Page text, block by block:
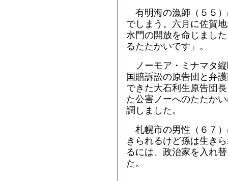
有明海の漁師（５５
でしまう。六月に佐賀
水門の開放を命じまし
るたたかいです」。
ノーモア・ミナマタ
国賠訴訟の原告団と弁
できた大石利生原告団
た公害ノーへのたたか
調しました。
札幌市の男性（６７
きられるけど孫は生き
るには、政治家を入れ
た。